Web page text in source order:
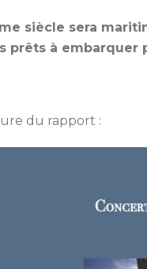
siècle sera
prêts à embarquer
du rapport :